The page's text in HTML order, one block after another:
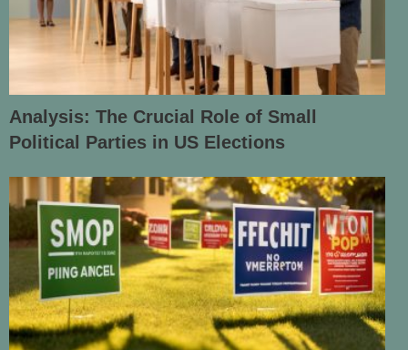
Analysis: The Crucial Role of Small
Political Parties in US Elections